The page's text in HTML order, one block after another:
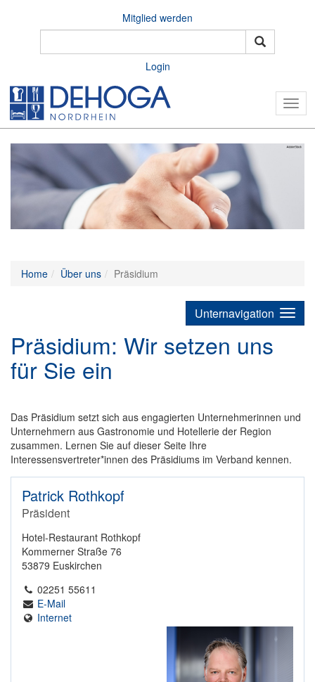
Mitglied werden
Login
Home Über uns Präsidium
Unternavigation
Präsidium: Wir setzen uns
für Sie ein
Das Präsidium setzt sich aus engagierten Unternehmerinnen und
Unternehmern aus Gastronomie und Hotellerie der Region
zusammen. Lernen Sie auf dieser Seite Ihre
Interessensvertreter*innen des Präsidiums im Verband kennen.
Patrick Rothkopf
Präsident
Hotel-Restaurant Rothkopf
Kommerner Straße 76
53879 Euskirchen
02251 55611
E-Mail
Internet